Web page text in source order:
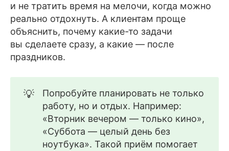
и не тратить время на мелочи, когда можно
реально отдохнуть. А клиентам проще
объяснить, почему какие-то задачи
вы сделаете сразу, а какие — после
праздников.
💡
Попробуйте планировать не только
работу, но и отдых. Например:
«Вторник вечером — только кино»,
«Суббота — целый день без
ноутбука». Такой приём помогает